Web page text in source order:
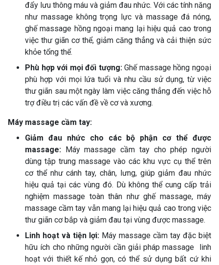
đẩy lưu thông máu và giảm đau nhức. Với các tính năng
như massage không trọng lực và massage đá nóng,
ghế massage hồng ngoại mang lại hiệu quả cao trong
việc thư giãn cơ thể, giảm căng thẳng và cải thiện sức
khỏe tổng thể.
Phù hợp với mọi đối tượng:Ghế massage hồng ngoại
phù hợp với mọi lứa tuổi và nhu cầu sử dụng, từ việc
thư giãn sau một ngày làm việc căng thẳng đến việc hỗ
trợ điều trị các vấn đề về cơ và xương.
Máy massage cầm tay:
Giảm đau nhức cho các bộ phận cơ thể được
massage: Máy massage cầm tay cho phép người
dùng tập trung massage vào các khu vực cụ thể trên
cơ thể như cánh tay, chân, lưng, giúp giảm đau nhức
hiệu quả tại các vùng đó. Dù không thể cung cấp trải
nghiệm massage toàn thân như ghế massage, máy
massage cầm tay vẫn mang lại hiệu quả cao trong việc
thư giãn cơ bắp và giảm đau tại vùng được massage.
Linh hoạt và tiện lợi: Máy massage cầm tay đặc biệt
hữu ích cho những người cần giải pháp massage linh
hoạt với thiết kế nhỏ gọn, có thể sử dụng bất cứ khi